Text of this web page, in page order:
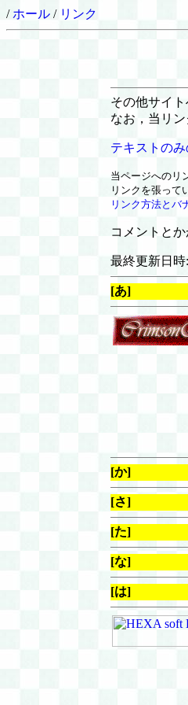
/ ホール / リンク
その他サイ
なお，当リ
テキストの
当ページへのリ
リンクを張って
リンク方法とバ
コメントと
最終更新日時:
[あ]
[か]
[さ]
[た]
[な]
[は]